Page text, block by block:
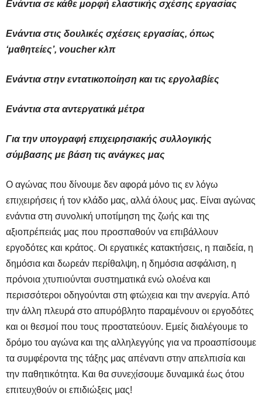
Ενάντια σε κάθε μορφή ελαστικής σχέσης εργασίας
Ενάντια στις δουλικές σχέσεις εργασίας, όπως
‘μαθητείες’, voucher κλπ
Ενάντια στην εντατικοποίηση και τις εργολαβίες
Ενάντια στα αντεργατικά μέτρα
Για την υπογραφή επιχειρησιακής συλλογικής
σύμβασης με βάση τις ανάγκες μας
Ο αγώνας που δίνουμε δεν αφορά μόνο τις εν λόγω
επιχειρήσεις ή τον κλάδο μας, αλλά όλους μας. Είναι αγώνας
ενάντια στη συνολική υποτίμηση της ζωής και της
αξιοπρέπειάς μας που προσπαθούν να επιβάλλουν
εργοδότες και κράτος. Οι εργατικές κατακτήσεις, η παιδεία, η
δημόσια και δωρεάν περίθαλψη, η δημόσια ασφάλιση, η
πρόνοια χτυπιούνται συστηματικά ενώ ολοένα και
περισσότεροι οδηγούνται στη φτώχεια και την ανεργία. Από
την άλλη πλευρά στο απυρόβλητο παραμένουν οι εργοδότες
και οι θεσμοί που τους προστατεύουν. Εμείς διαλέγουμε το
δρόμο του αγώνα και της αλληλεγγύης για να προασπίσουμε
τα συμφέροντα της τάξης μας απέναντι στην απελπισία και
την παθητικότητα. Και θα συνεχίσουμε δυναμικά έως ότου
επιτευχθούν οι επιδιώξεις μας!